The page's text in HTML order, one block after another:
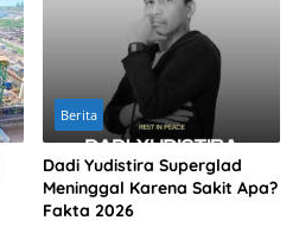
Berita
Dadi Yudistira Superglad
Meninggal Karena Sakit Apa?
Fakta 2026